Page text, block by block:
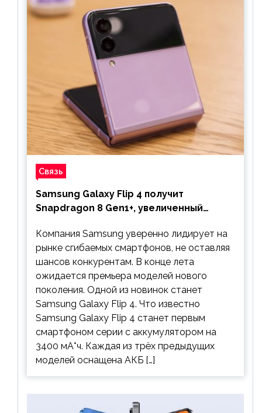
Связь
Samsung Galaxy Flip 4 получит
Snapdragon 8 Gen1+, увеличенный
предшественника
Компания Samsung уверенно лидирует на
рынке сгибаемых смартфонов, не оставляя
шансов конкурентам. В конце лета
ожидается премьера моделей нового
поколения. Одной из новинок станет
Samsung Galaxy Flip 4. Что известно
Samsung Galaxy Flip 4 станет первым
смартфоном серии с аккумулятором на
3400 мА*ч. Каждая из трёх предыдущих
моделей оснащена АКБ […]